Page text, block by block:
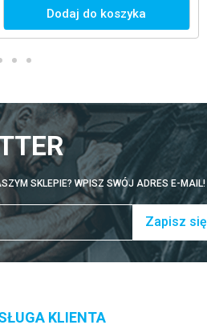
Dodaj do koszyka
SKLEPIE? WPISZ SWÓJ ADRES E-MAIL!
Zapisz się
KLIENTA